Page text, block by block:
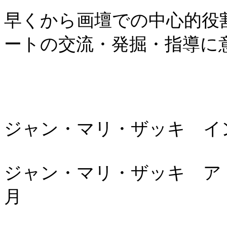
早くから画壇での中心的
ートの交流・発掘・指導に
ジャン・マリ・ザッキ
ジャン・マリ・ザッキ
月